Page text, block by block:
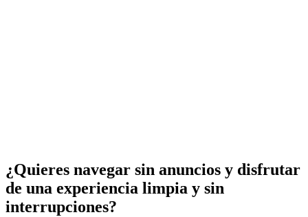
¿Quieres navegar sin anuncios y disfrutar
de una experiencia limpia y sin
interrupciones?